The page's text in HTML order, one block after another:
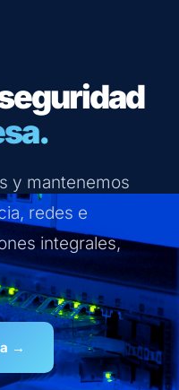
y mantenemos
redes e
integrales,
→